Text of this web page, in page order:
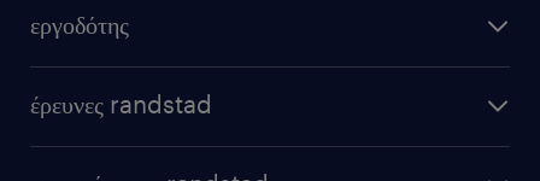
εργοδότης
έρευνες randstad